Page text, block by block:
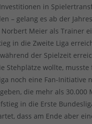
in
– gelang es ab der
Meier als Trainer
in die Zweite Liga
der Spielzeit
Stehplätze wollte,
noch eine Fan-Initiative
die mehr als
in die Erste
dass am Ende aber